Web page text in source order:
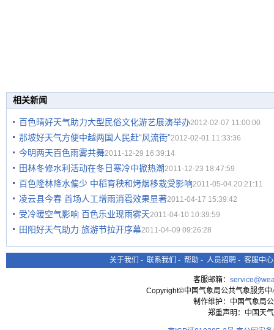
相关新闻
百色晴好天气助力大型民俗文化游艺展演举办2012-02-07 11:00:00
那坡好天气方便中越两国人民赶“风流街”2012-02-01 11:33:36
今明两天百色雨雾共舞2011-12-29 16:39:14
田林冬修水利活动在冬日寒冷中掀热潮2011-12-23 18:47:59
百色隆林降水偏少 中稻育秧和烤烟移栽受影响2011-05-04 20:21:11
凌云县今春 首场人工增雨消雹效果显著2011-04-17 15:39:42
受冷暖空气影响 百色乐业现雨雾天2011-04-10 10:39:59
田阳好天气助力 旅游节拉开序幕2011-04-09 09:26:28
关于我们 - 联系我们 - 帮助 - 人员招聘 - 客服中心
客服邮箱：
Copyright©中国气象局公共气象服务
制作维护：中国气象局
郑重声明：中国天